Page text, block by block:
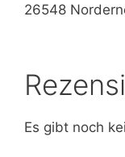
26548
Es gibt noch